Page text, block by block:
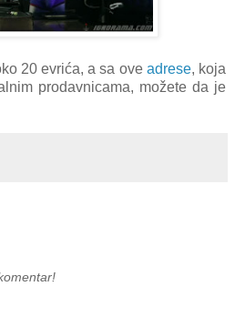
20 evrića, a sa ove adrese, koja
prodavnicama, možete da je